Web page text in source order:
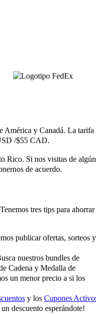
América y Canadá. La tarifa
/$55 CAD.
Rico. Si nos visitas de algún
de acuerdo.
tres tips para ahorrar
publicar ofertas, sorteos y
nuestros bundles de
Cadena y Medalla de
un menor precio a si los
y los Cupones
descuento esperándote!